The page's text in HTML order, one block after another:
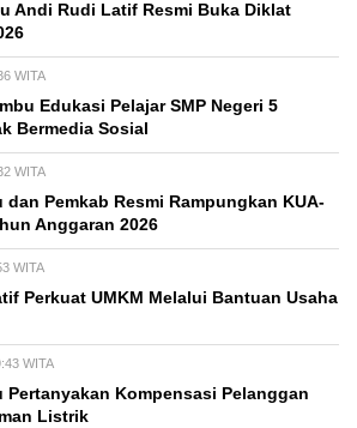
Andi Rudi Latif Resmi Buka Diklat
WITA
Edukasi Pelajar SMP Negeri 5
Bermedia Sosial
WITA
dan Pemkab Resmi Rampungkan KUA-
Anggaran 2026
WITA
Perkuat UMKM Melalui Bantuan Usaha
WITA
Pertanyakan Kompensasi Pelanggan
Listrik